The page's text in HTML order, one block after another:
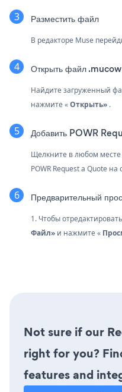
Разместить файл
В редакторе Muse
Открыть файл .mucow
Найдите загруженный
нажмите «Открыть» .
Добавить POWR
Щелкните в любом месте
POWR Request a Quote на
Предварительный
1. Чтобы
Файл» и нажмите «
Not sure if our
right for you?
features and